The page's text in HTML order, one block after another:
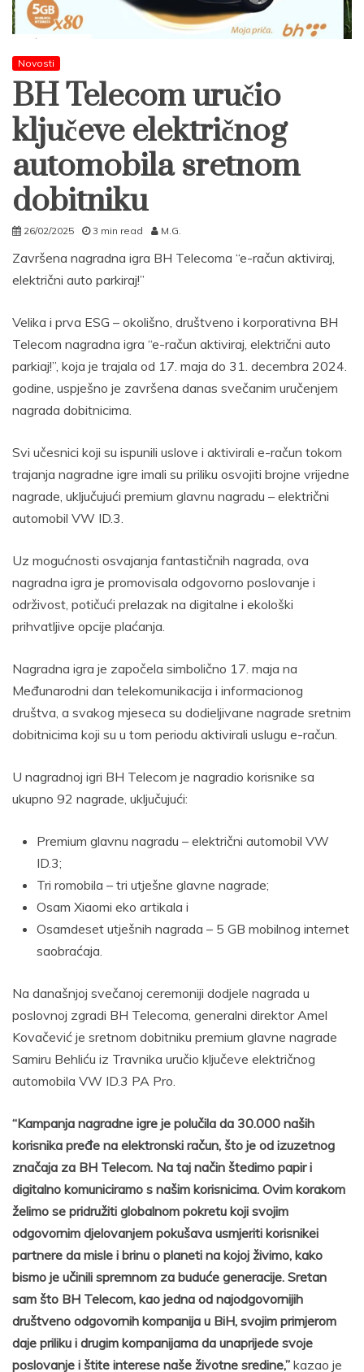
Novosti
BH Telecom uručio
ključeve električnog
automobila sretnom
dobitniku
26/02/2025 3 min read M.G.
Završena nagradna igra BH Telecoma “e-račun aktiviraj,
električni auto parkiraj!”
Velika i prva ESG – okolišno, društveno i korporativna BH
Telecom nagradna igra “e-račun aktiviraj, električni auto
parkiaj!”, koja je trajala od 17. maja do 31. decembra 2024.
godine, uspješno je završena danas svečanim uručenjem
nagrada dobitnicima.
Svi učesnici koji su ispunili uslove i aktivirali e-račun tokom
trajanja nagradne igre imali su priliku osvojiti brojne vrijedne
nagrade, uključujući premium glavnu nagradu – električni
automobil VW ID.3.
Uz mogućnosti osvajanja fantastičnih nagrada, ova
nagradna igra je promovisala odgovorno poslovanje i
održivost, potičući prelazak na digitalne i ekološki
prihvatljive opcije plaćanja.
Nagradna igra je započela simbolično 17. maja na
Međunarodni dan telekomunikacija i informacionog
društva, a svakog mjeseca su dodieljivane nagrade sretnim
dobitnicima koji su u tom periodu aktivirali uslugu e-račun.
U nagradnoj igri BH Telecom je nagradio korisnike sa
ukupno 92 nagrade, uključujući:
Premium glavnu nagradu – električni automobil VW
ID.3;
Tri romobila – tri utješne glavne nagrade;
Osam Xiaomi eko artikala i
Osamdeset utješnih nagrada – 5 GB mobilnog internet
saobraćaja.
Na današnjoj svečanoj ceremoniji dodjele nagrada u
poslovnoj zgradi BH Telecoma, generalni direktor Amel
Kovačević je sretnom dobitniku premium glavne nagrade
Samiru Behliću iz Travnika uručio ključeve električnog
automobila VW ID.3 PA Pro.
“Kampanja nagradne igre je polučila da 30.000 naših
korisnika pređe na elektronski račun, što je od izuzetnog
značaja za BH Telecom. Na taj način štedimo papir i
digitalno komuniciramo s našim korisnicima. Ovim korakom
želimo se pridružiti globalnom pokretu koji svojim
odgovornim djelovanjem pokušava usmjeriti korisnikei
partnere da misle i brinu o planeti na kojoj živimo, kako
bismo je učinili spremnom za buduće generacije. Sretan
sam što BH Telecom, kao jedna od najodgovornijih
društveno odgovornih kompanija u BiH, svojim primjerom
daje priliku i drugim kompanijama da unaprijede svoje
poslovanje i štite interese naše životne sredine,” kazao je